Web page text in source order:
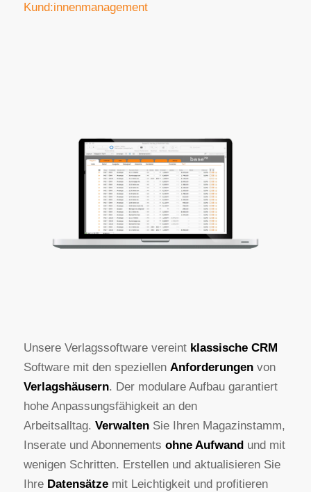
Kund:innenmanagement
Unsere Verlagssoftware vereint klassische CRM
Software mit den speziellen Anforderungenvon
Verlagshäusern. Der modulare Aufbau garantiert
hohe Anpassungsfähigkeit an den
Arbeitsalltag. VerwaltenSie Ihren Magazinstamm,
Inserate und Abonnements ohne Aufwand und mit
wenigen Schritten. Erstellen und aktualisieren Sie
Ihre Datensätzemit Leichtigkeit und profitieren